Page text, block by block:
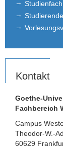
Kontakt
Goethe-
Fachbereich
Campus
Theodor-W.-
60629